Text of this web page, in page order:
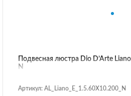
Подвесная люстра Dio D’Arte
N
Артикул: AL_Liano_E_1.5.60X10.200_N